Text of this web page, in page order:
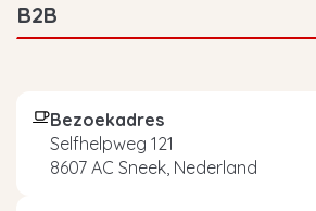
B2B
Bezoekadres
Selfhelpweg 121
8607 AC Sneek, Nederland